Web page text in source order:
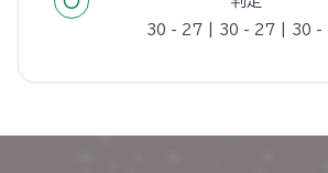
30 - 27 | 30 - 27 | 30 -